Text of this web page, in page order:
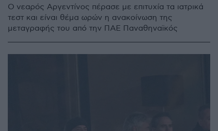
Ο νεαρός Αργεντίνος πέρασε με επιτυχία τα ιατρικά
τεστ και είναι θέμα ωρών η ανακοίνωση της
μεταγραφής του από την ΠΑΕ Παναθηναϊκός